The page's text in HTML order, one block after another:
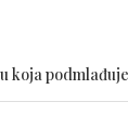
koja podmlađuje